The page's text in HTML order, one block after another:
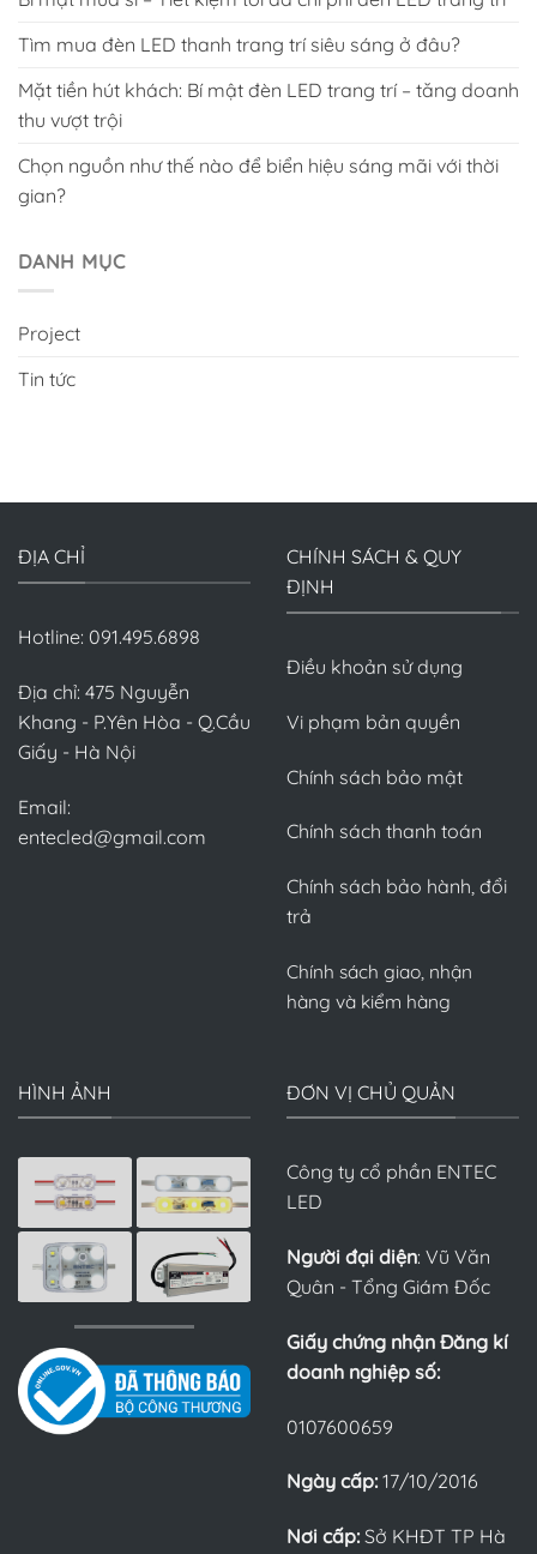
Tìm mua đèn LED thanh trang trí siêu sáng ở đâu?
Mặt tiền hút khách: Bí mật đèn LED trang trí – tăng doanh
thu vượt trội
Chọn nguồn như thế nào để biển hiệu sáng mãi với thời
gian?
DANH MỤC
Project
Tin tức
ĐỊA CHỈ
Hotline: 091.495.6898
Địa chỉ: 475 Nguyễn
Khang - P.Yên Hòa - Q.Cầu
Giấy - Hà Nội
Email:
entecled@gmail.com
CHÍNH SÁCH & QUY
ĐỊNH
Điều khoản sử dụng
Vi phạm bản quyền
Chính sách bảo mật
Chính sách thanh toán
Chính sách bảo hành, đổi
trả
Chính sách giao, nhận
hàng và kiểm hàng
HÌNH ẢNH ĐƠN VỊ CHỦ QUẢN
Công ty cổ phần ENTEC
LED
Người đại diện: Vũ Văn
Quân - Tổng Giám Đốc
Giấy chứng nhận Đăng kí
doanh nghiệp số:
0107600659
Ngày cấp: 17/10/2016
Nơi cấp: Sở KHĐT TP Hà